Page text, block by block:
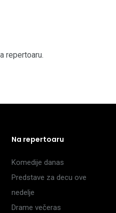
repertoaru.
Na repertoaru
Komedije danas
Predstave za decu ove
nedelje
Drame večeras